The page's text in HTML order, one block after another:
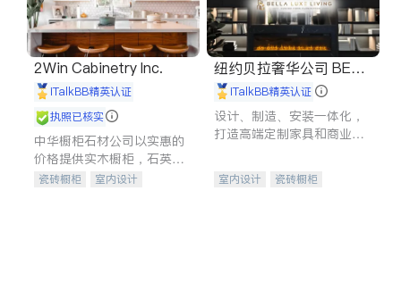
2Win Cabinetry Inc.
iTalkBB精英认证
执照已核实
中华橱柜石材公司以实惠的
价格提供实木橱柜，石英石
台面，多种优质不锈钢水
瓷砖橱柜
室内设计
纽约贝拉奢华公司 BELL
A LUXE
iTalkBB精英认证
设计、制造、安装一体化，
打造高端定制家具和商业空
室内设计
瓷砖橱柜